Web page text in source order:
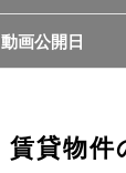
動画公開日
賃貸物件